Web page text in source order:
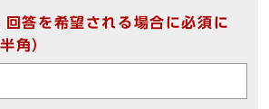
回答を希望される場合に必須に
角）